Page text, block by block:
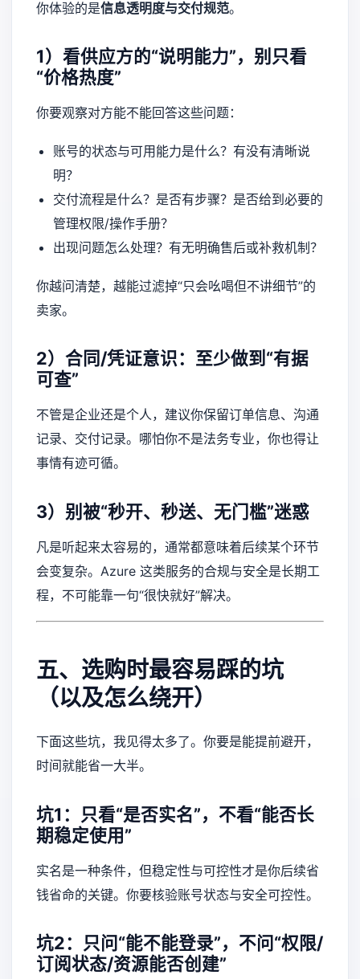
你体验的是信息透明度与交付规范。
1）看供应方的“说明能力”，别只看
“价格热度”
你要观察对方能不能回答这些问题：
账号的状态与可用能力是什么？有没有清晰说
明？
交付流程是什么？是否有步骤？是否给到必要的
管理权限/操作手册？
出现问题怎么处理？有无明确售后或补救机制？
你越问清楚，越能过滤掉“只会吆喝但不讲细节”的
卖家。
2）合同/凭证意识：至少做到“有据
可查”
不管是企业还是个人，建议你保留订单信息、沟通
记录、交付记录。哪怕你不是法务专业，你也得让
事情有迹可循。
3）别被“秒开、秒送、无门槛”迷惑
凡是听起来太容易的，通常都意味着后续某个环节
会变复杂。Azure 这类服务的合规与安全是长期工
程，不可能靠一句“很快就好”解决。
五、选购时最容易踩的坑
（以及怎么绕开）
下面这些坑，我见得太多了。你要是能提前避开，
时间就能省一大半。
坑1：只看“是否实名”，不看“能否长
期稳定使用”
实名是一种条件，但稳定性与可控性才是你后续省
钱省命的关键。你要核验账号状态与安全可控性。
坑2：只问“能不能登录”，不问“权限/
订阅状态/资源能否创建”